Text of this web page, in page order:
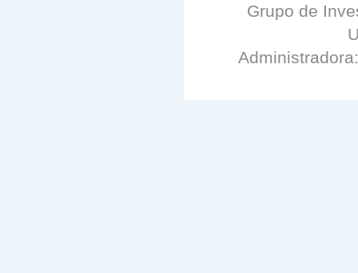
Grupo de